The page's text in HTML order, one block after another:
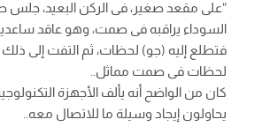
“على مقعد صغير، فى الركن البعيد، جلس
السوداء يراقبه فى صمت، وهو عاقد
فتطلع إليه (جو) لحظات، ثم التفت إلى ذلك
لحظات فى صمت مماثل..
كان من الواضح أنه يألف الأجهزة
يحاولون إيجاد وسيلة ما للاتصال معه..